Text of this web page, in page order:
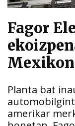
Fagor
Mexikon
Planta bat
amerikar